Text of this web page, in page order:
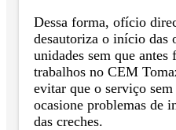
Dessa forma, ofício
desautoriza o início das
unidades sem que
trabalhos no CEM
evitar que o serviço
ocasione problemas de
das creches.